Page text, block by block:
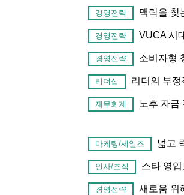
경영전략 맥락을 찾
경영전략 VUCA 시
경영전략 소비자형
리더십 리더의 부
재무회계 노후 자금
마케팅/세일즈 넓고
인사/조직 스타 영
경영전략 새로움 위